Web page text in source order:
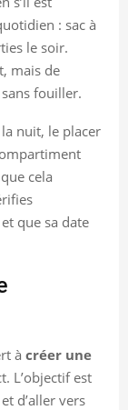
: sac à
le soir.
mais de
fouiller.
nuit, le placer
cela
que sa date
à créer une
L’objectif est
d’aller vers